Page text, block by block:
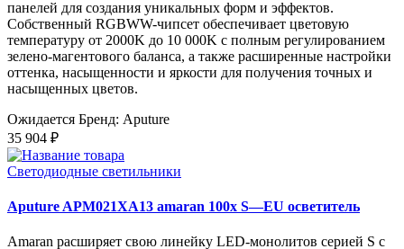
панелей для создания уникальных форм и эффектов.
Собственный RGBWW-чипсет обеспечивает цветовую
температуру от 2000K до 10 000K с полным регулированием
зелено-магентового баланса, а также расширенные настройки
оттенка, насыщенности и яркости для получения точных и
насыщенных цветов.
Ожидается Бренд: Aputure
35 904 ₽
Светодиодные светильники
Aputure APM021XA13 amaran 100x S—EU осветитель
Amaran расширяет свою линейку LED-монолитов серией S с